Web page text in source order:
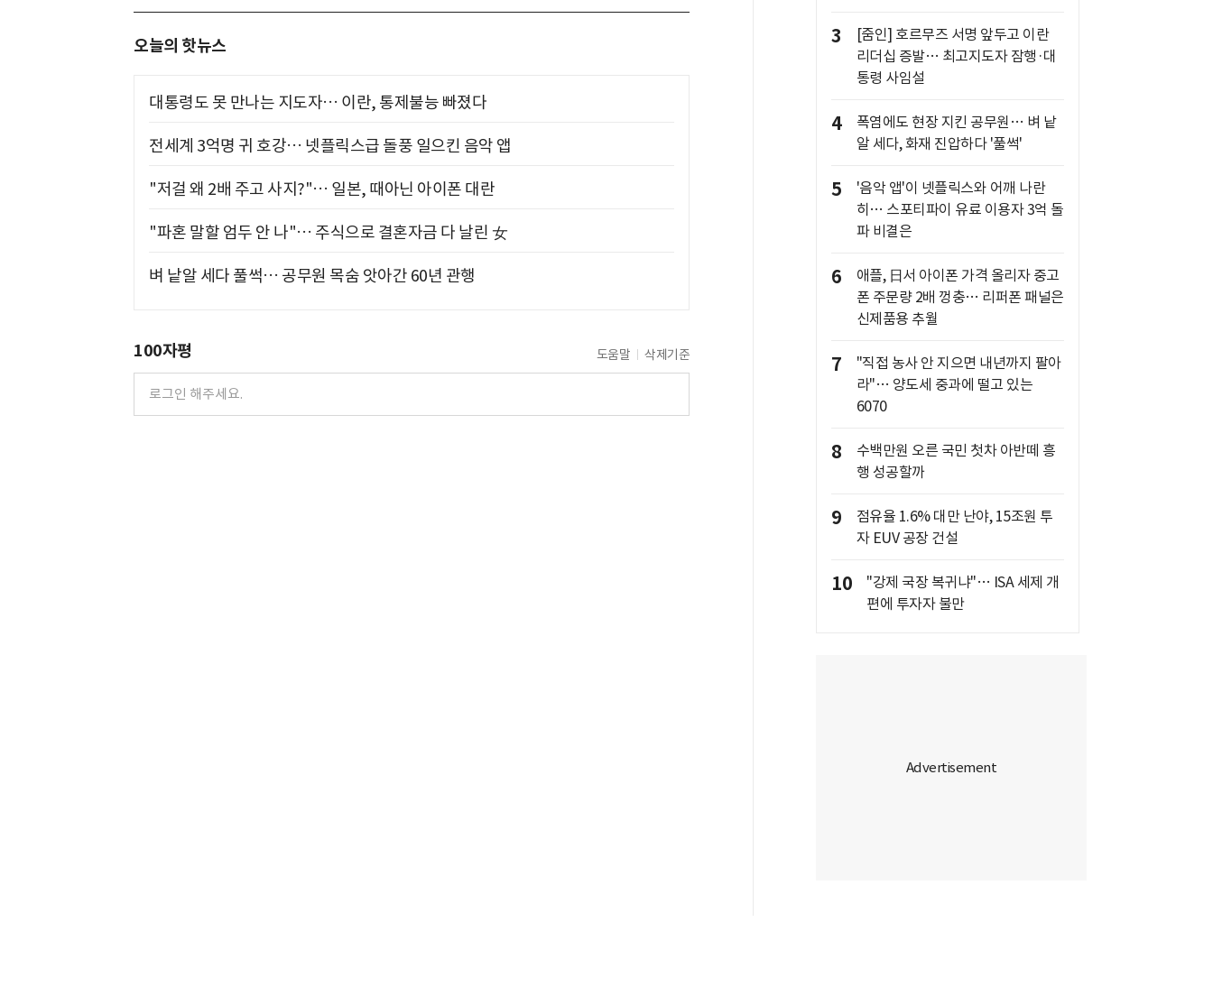
오늘의 핫뉴스
대통령도 못 만나는 지도자… 이란, 통제불능 빠졌다
전세계 3억명 귀 호강… 넷플릭스급 돌풍 일으킨 음악 앱
"저걸 왜 2배 주고 사지?"… 일본, 때아닌 아이폰 대란
"파혼 말할 엄두 안 나"… 주식으로 결혼자금 다 날린 女
벼 낱알 세다 풀썩… 공무원 목숨 앗아간 60년 관행
100자평 도움말 삭제기준
3
[줌인] 호르무즈 서명 앞두고 이란
리더십 증발… 최고지도자 잠행·대
통령 사임설
4
폭염에도 현장 지킨 공무원… 벼 낱
알 세다, 화재 진압하다 '풀썩'
5
'음악 앱'이 넷플릭스와 어깨 나란
히… 스포티파이 유료 이용자 3억 돌
파 비결은
6
애플, 日서 아이폰 가격 올리자 중고
폰 주문량 2배 껑충… 리퍼폰 패널은
신제품용 추월
7
"직접 농사 안 지으면 내년까지 팔아
라"… 양도세 중과에 떨고 있는
6070
8
수백만원 오른 국민 첫차 아반떼 흥
행 성공할까
9
점유율 1.6% 대만 난야, 15조원 투
자 EUV 공장 건설
10
"강제 국장 복귀냐"… ISA 세제 개
편에 투자자 불만